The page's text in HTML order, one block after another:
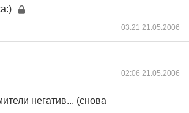
03:21 21.05.2006
02:06 21.05.2006
негатив... (снова